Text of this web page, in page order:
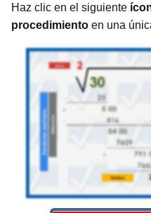
Haz clic en el siguiente
procedimiento en una